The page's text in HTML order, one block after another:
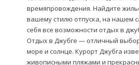
времяпровождения. Найдите
вашему стилю отпуска, на нашем
себя все возможности отдых в
Отдых в Джубге — отличный
море и солнце. Курорт Джубга
живописными пляжами и